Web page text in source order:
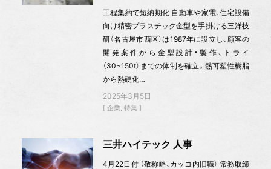
工程集約で短納期化 自動車や家電、住宅設備
向け精密プラスチック金型を手掛ける三洋技
研（名古屋市西区）は1987年に設立し、顧客の
開発案件から金型設計・製作、トライ
（30~150t）までの体制を確立。熱可塑性樹脂
から熱硬化…
2025年3月5日
企業 特集
三井ハイテック 人事
4月22日付 （敬称略、カッコ内旧職） 常務取締